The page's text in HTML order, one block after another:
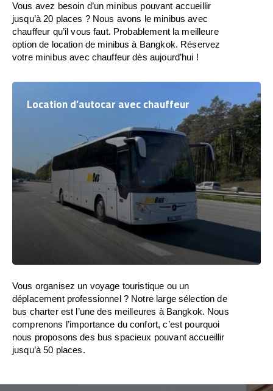
Vous avez besoin d’un minibus pouvant accueillir
jusqu’à 20 places ? Nous avons le minibus avec
chauffeur qu’il vous faut. Probablement la meilleure
option de location de minibus à Bangkok. Réservez
votre minibus avec chauffeur dès aujourd’hui !
Location d’autocar avec chauffeur
Vous organisez un voyage touristique ou un
déplacement professionnel ? Notre large sélection de
bus charter est l’une des meilleures à Bangkok. Nous
comprenons l’importance du confort, c’est pourquoi
nous proposons des bus spacieux pouvant accueillir
jusqu’à 50 places.